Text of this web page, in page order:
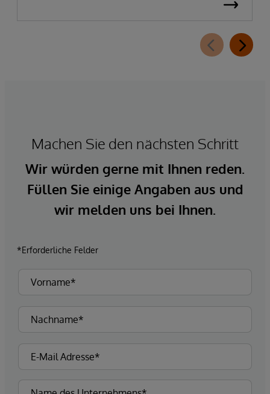
Machen Sie den nächsten Schritt
Wir würden gerne mit Ihnen reden.
Füllen Sie einige Angaben aus und
wir melden uns bei Ihnen.
*Erforderliche Felder